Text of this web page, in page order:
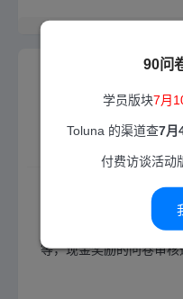
90问
学员版块7月
Toluna 的渠道查7月
付费访谈活动
2025-
卷叔填填圈是腾讯旗下
答问卷可得现金红包和
等，现金奖励的问卷审